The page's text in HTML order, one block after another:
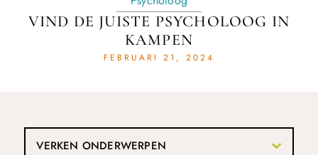
VIND DE JUISTE PSYCHOLOOG IN
KAMPEN
FEBRUARI 21, 2024
VERKEN ONDERWERPEN